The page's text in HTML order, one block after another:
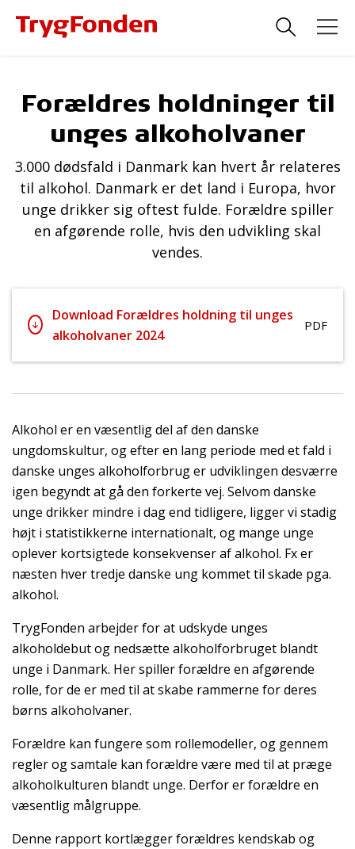
Forældres holdninger til
unges alkoholvaner
3.000 dødsfald i Danmark kan hvert år relateres
til alkohol. Danmark er det land i Europa, hvor
unge drikker sig oftest fulde. Forældre spiller
en afgørende rolle, hvis den udvikling skal
vendes.
Download Forældres holdning til unges
alkoholvaner 2024
PDF
Alkohol er en væsentlig del af den danske
ungdomskultur, og efter en lang periode med et fald i
danske unges alkoholforbrug er udviklingen desværre
igen begyndt at gå den forkerte vej. Selvom danske
unge drikker mindre i dag end tidligere, ligger vi stadig
højt i statistikkerne internationalt, og mange unge
oplever kortsigtede konsekvenser af alkohol. Fx er
næsten hver tredje danske ung kommet til skade pga.
alkohol.
TrygFonden arbejder for at udskyde unges
alkoholdebut og nedsætte alkoholforbruget blandt
unge i Danmark. Her spiller forældre en afgørende
rolle, for de er med til at skabe rammerne for deres
børns alkoholvaner.
Forældre kan fungere som rollemodeller, og gennem
regler og samtale kan forældre være med til at præge
alkoholkulturen blandt unge. Derfor er forældre en
væsentlig målgruppe.
Denne rapport kortlægger forældres kendskab og